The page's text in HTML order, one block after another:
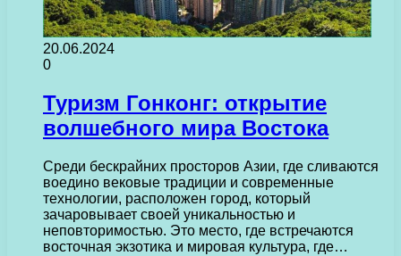
20.06.2024
0
Туризм Гонконг: открытие
волшебного мира Востока
Среди бескрайних просторов Азии, где сливаются
воедино вековые традиции и современные
технологии, расположен город, который
зачаровывает своей уникальностью и
неповторимостью. Это место, где встречаются
восточная экзотика и мировая культура, где…